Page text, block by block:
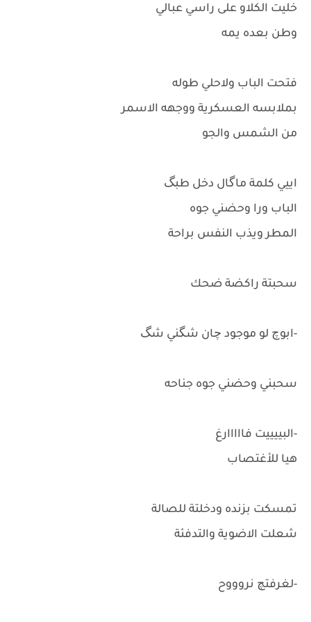
خليت الكلاو على راسي عبالي
وطن بعده يمه
فتحت الباب ولاحلي طوله
بملابسه العسكرية ووجهه الاسمر
من الشمس والجو
اييي كلمة ماگال دخل طبگ
الباب ورا وحضني جوه
المطر ويذب النفس براحة
سحبتة راكضة ضحك
-ابوچ لو موجود چان شگني شگ
سحبني وحضني جوه جناحه
-البييييت فااااارغ
هيا للأغتصاب
تمسكت بزنده ودخلتة للصالة
شعلت الاضوية والتدفئة
-لغرفتچ نروووح